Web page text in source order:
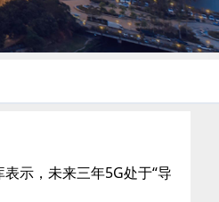
示，未来三年5G处于“导